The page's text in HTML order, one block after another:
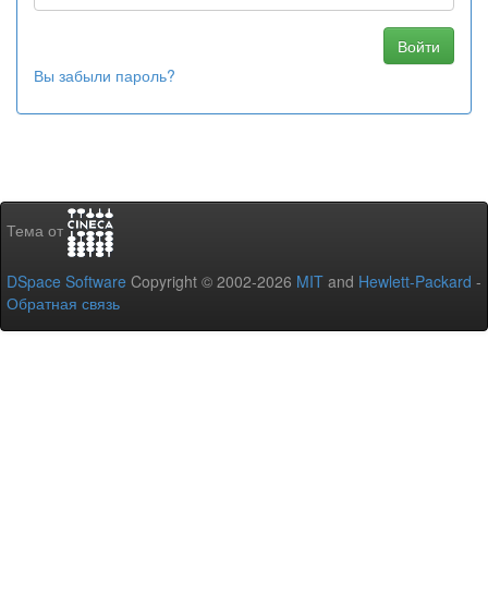
Вы забыли пароль?
Тема от
DSpace Software Copyright © 2002-2026 MIT and Hewlett-Packard -
Обратная связь